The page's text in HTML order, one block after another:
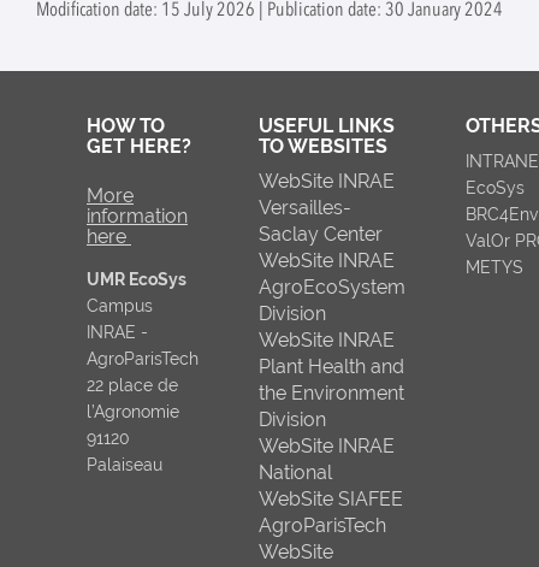
Modification date: 15 July 2026 | Publication date: 30 January 2024
HOW TO
GET HERE?
More
information
here
UMR EcoSys
Campus
INRAE -
AgroParisTech
22 place de
l’Agronomie
91120
Palaiseau
USEFUL LINKS
TO WEBSITES
WebSite INRAE
Versailles-
Saclay Center
WebSite INRAE
AgroEcoSystem
Division
WebSite INRAE
Plant Health and
the Environment
Division
WebSite INRAE
National
WebSite SIAFEE
AgroParisTech
WebSite
EcoSys
BRC4Env
ValOr
METYS